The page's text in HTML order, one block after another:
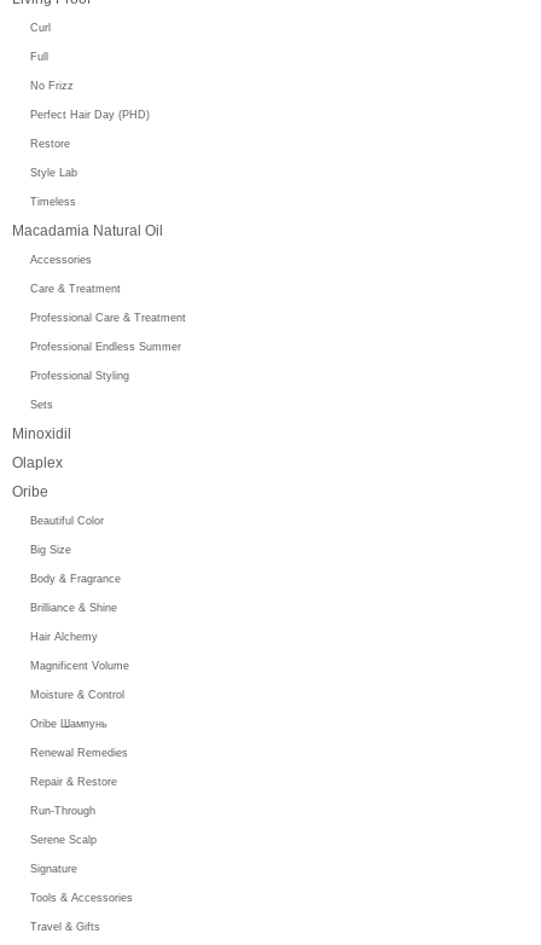
Curl
Full
No Frizz
Perfect Hair Day (PHD)
Restore
Style Lab
Timeless
Macadamia Natural Oil
Accessories
Care & Treatment
Professional Care & Treatment
Professional Endless Summer
Professional Styling
Sets
Minoxidil
Olaplex
Oribe
Beautiful Color
Big Size
Body & Fragrance
Brilliance & Shine
Hair Alchemy
Magnificent Volume
Moisture & Control
Oribe Шампунь
Renewal Remedies
Repair & Restore
Run-Through
Serene Scalp
Signature
Tools & Accessories
Travel & Gifts